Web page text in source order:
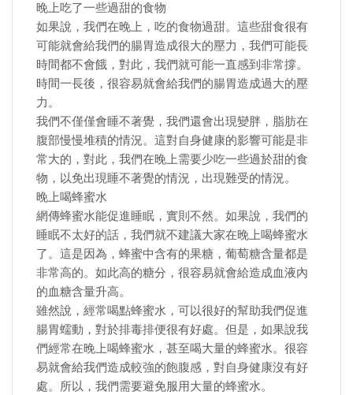
晚上吃了一些過甜的食物
如果說，我們在晚上，吃的食物過甜。這些甜食很有
可能就會給我們的腸胃造成很大的壓力，我們可能長
時間都不會餓，對此，我們就可能一直感到非常撐。
時間一長後，很容易就會給我們的腸胃造成過大的壓
力。
我們不僅僅會睡不著覺，我們還會出現變胖，脂肪在
腹部慢慢堆積的情況。這對自身健康的影響可能是非
常大的，對此，我們在晚上需要少吃一些過於甜的食
物，以免出現睡不著覺的情況，出現難受的情況。
晚上喝蜂蜜水
網傳蜂蜜水能促進睡眠，實則不然。如果說，我們的
睡眠不太好的話，我們就不建議大家在晚上喝蜂蜜水
了。這是因為，蜂蜜中含有的果糖，葡萄糖含量都是
非常高的。如此高的糖分，很容易就會給造成血液內
的血糖含量升高。
雖然說，經常喝點蜂蜜水，可以很好的幫助我們促進
腸胃蠕動，對於排毒排便很有好處。但是，如果說我
們經常在晚上喝蜂蜜水，甚至喝大量的蜂蜜水。很容
易就會給我們造成較強的飽腹感，對自身健康沒有好
處。所以，我們需要避免服用大量的蜂蜜水。